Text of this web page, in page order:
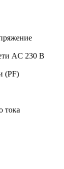
AC 230 В
(PF)
тока